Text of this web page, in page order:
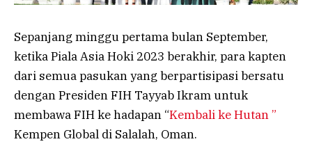
Sepanjang minggu pertama bulan September,
ketika Piala Asia Hoki 2023 berakhir, para kapten
dari semua pasukan yang berpartisipasi bersatu
dengan Presiden FIH Tayyab Ikram untuk
membawa FIH ke hadapan “Kembali ke Hutan ”
Kempen Global di Salalah, Oman.